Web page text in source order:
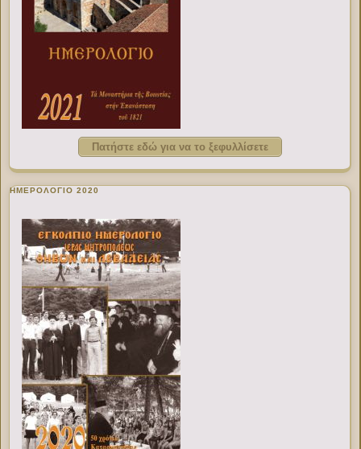
Πατήστε εδώ για να το ξεφυλλίσετε
ΗΜΕΡΟΛΟΓΙΟ 2020